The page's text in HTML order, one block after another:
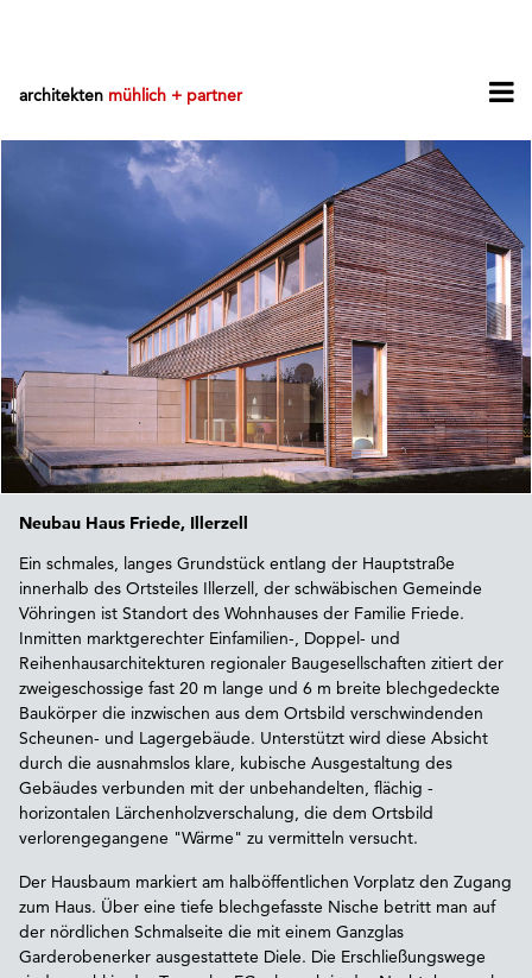
architekten mühlich + partner
Neubau Haus Friede, Illerzell
Ein schmales, langes Grundstück entlang der Hauptstraße
innerhalb des Ortsteiles Illerzell, der schwäbischen Gemeinde
Vöhringen ist Standort des Wohnhauses der Familie Friede.
Inmitten marktgerechter Einfamilien-, Doppel- und
Reihenhausarchitekturen regionaler Baugesellschaften zitiert der
zweigeschossige fast 20 m lange und 6 m breite blechgedeckte
Baukörper die inzwischen aus dem Ortsbild verschwindenden
Scheunen- und Lagergebäude. Unterstützt wird diese Absicht
durch die ausnahmslos klare, kubische Ausgestaltung des
Gebäudes verbunden mit der unbehandelten, flächig -
horizontalen Lärchenholzverschalung, die dem Ortsbild
verlorengegangene "Wärme" zu vermitteln versucht.
Der Hausbaum markiert am halböffentlichen Vorplatz den Zugang
zum Haus. Über eine tiefe blechgefasste Nische betritt man auf
der nördlichen Schmalseite die mit einem Ganzglas
Garderobenerker ausgestattete Diele. Die Erschließungswege